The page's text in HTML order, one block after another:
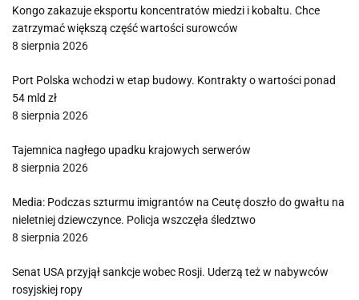
Kongo zakazuje eksportu koncentratów miedzi i kobaltu. Chce
zatrzymać większą część wartości surowców
8 sierpnia 2026
Port Polska wchodzi w etap budowy. Kontrakty o wartości ponad
54 mld zł
8 sierpnia 2026
Tajemnica nagłego upadku krajowych serwerów
8 sierpnia 2026
Media: Podczas szturmu imigrantów na Ceutę doszło do gwałtu na
nieletniej dziewczynce. Policja wszczęła śledztwo
8 sierpnia 2026
Senat USA przyjął sankcje wobec Rosji. Uderzą też w nabywców
rosyjskiej ropy